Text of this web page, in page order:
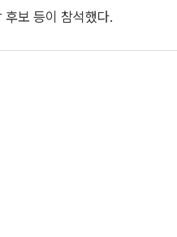
보 등이 참석했다.